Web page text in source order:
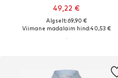
49,22 €
Algselt: 69,90 €
Viimane madalaim hind:40,53 €